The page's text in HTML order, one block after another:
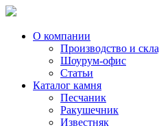
Skip
contentО компании
Производство и
Шоурум-офис
Статьи
Каталог камня
Песчаник
Ракушечник
Известняк